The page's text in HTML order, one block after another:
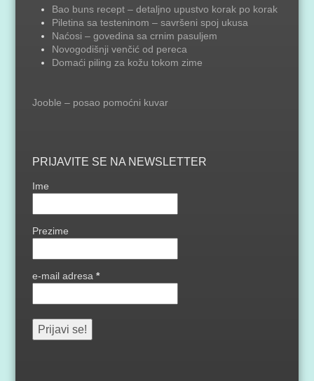
Bao buns recept – detaljno upustvo korak po korak
Piletina sa testeninom – savršeni spoj ukusa
Naćosi – govedina sa crnim pasuljem
Novogodišnji venčić od pereca
Domaći piling za kožu tokom zime
Jooble – posao pomoćni kuvar
PRIJAVITE SE NA NEWSLETTER
Ime
Prezime
e-mail adresa*